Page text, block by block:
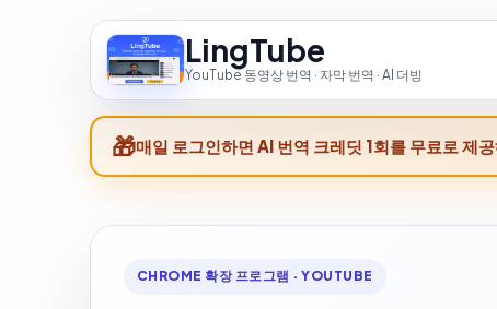
LingTube
YouTube 동영상 번역 · 자막 번역 · AI 더빙
매일 로그인하면 AI 번역 크레딧 1회를 무료로 제
CHROME 확장 프로그램 · YOUTUBE